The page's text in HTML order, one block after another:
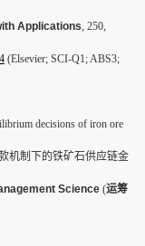
Applications , 250,
(Elsevier; SCI-Q1; ABS3;
decisions of iron ore
机制下的铁矿石供应链金
Science (运筹